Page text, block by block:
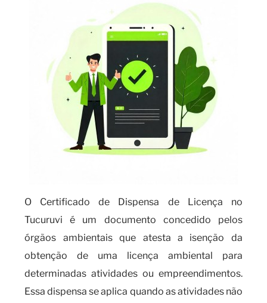
O Certificado de Dispensa de Licença no
Tucuruvi é um documento concedido pelos
órgãos ambientais que atesta a isenção da
obtenção de uma licença ambiental para
determinadas atividades ou empreendimentos.
Essa dispensa se aplica quando as atividades não